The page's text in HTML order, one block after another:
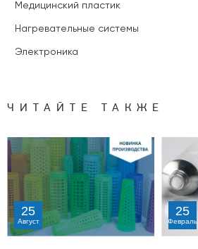
Медицинский пластик
Нагревательные системы
Электроника
ЧИТАЙТЕ ТАКЖЕ
25
Август
25
Февраль